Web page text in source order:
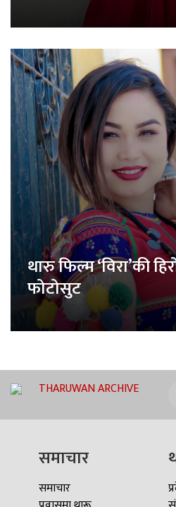
थारु फिल्म ‘विरा’की
फोटोसुट
THARUWAN ARCHIVE
समाचार
समाचार